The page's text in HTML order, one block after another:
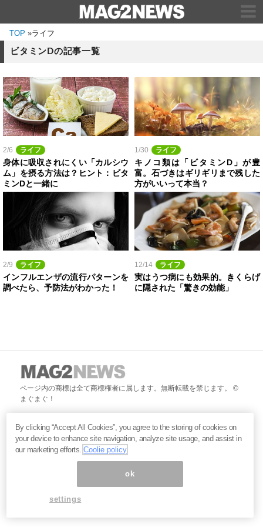
TOP »ライフ
ビタミンDの記事一覧
2/6 ライフ
身体に吸収されにくい「カルシウ
ム」を摂る方法は？ヒント：ビタ
ミンDと一緒に
1/30 ライフ
キノコ類は「ビタミンD」が豊
富。石づきはギリギリまで残した
方がいいって本当？
2/9 ライフ
インフルエンザの流行パターンを
調べたら、予防法がわかった！
12/14 ライフ
実はうつ病にも効果的。きくらげ
に隠された「驚きの効能」
ページ内の商標は全て商標権者に属します。無断転載を禁じます。 ©
まぐまぐ！
By clicking “Accept All Cookies”, you agree to the storing of cookies on
your device to enhance site navigation, analyze site usage, and assist in
our marketing efforts.Coolie policy
ok
settings